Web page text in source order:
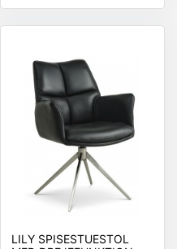
LILY SPISESTUESTOL